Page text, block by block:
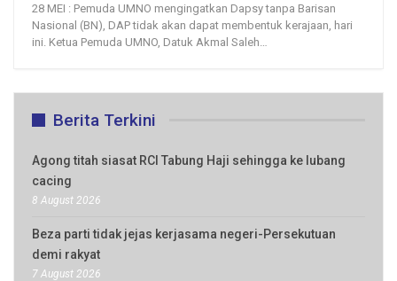
28 MEI : Pemuda UMNO mengingatkan Dapsy tanpa Barisan
Nasional (BN), DAP tidak akan dapat membentuk kerajaan, hari
ini. Ketua Pemuda UMNO, Datuk Akmal Saleh
Berita Terkini
Agong titah siasat RCI Tabung Haji sehingga ke lubang
cacing
8 August 2026
Beza parti tidak jejas kerjasama negeri-Persekutuan
demi rakyat
7 August 2026